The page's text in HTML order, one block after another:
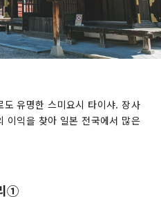
유명한 스미요시 타이샤. 장사
이익을 찾아 일본 전국에서 많은
①